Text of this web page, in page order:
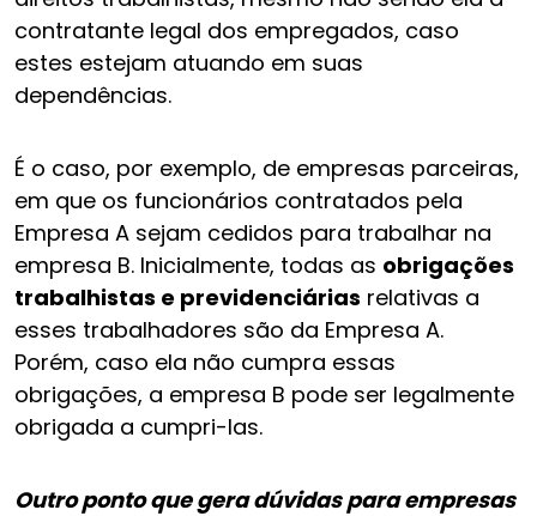
contratante legal dos empregados, caso
estes estejam atuando em suas
dependências.
É o caso, por exemplo, de empresas parceiras,
em que os funcionários contratados pela
Empresa A sejam cedidos para trabalhar na
empresa B. Inicialmente, todas as obrigações
trabalhistas e previdenciárias relativas a
esses trabalhadores são da Empresa A.
Porém, caso ela não cumpra essas
obrigações, a empresa B pode ser legalmente
obrigada a cumpri-las.
Outro ponto que gera dúvidas para empresas